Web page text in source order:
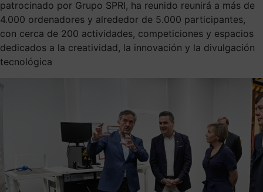
patrocinado por Grupo SPRI, ha reunido reunirá a más de
4.000 ordenadores y alrededor de 5.000 participantes,
con cerca de 200 actividades, competiciones y espacios
dedicados a la creatividad, la innovación y la divulgación
tecnológica